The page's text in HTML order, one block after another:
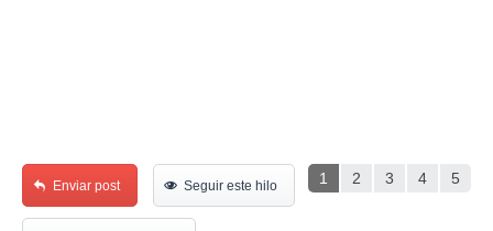
1 2 3 4 5
Enviar post Seguir este hilo